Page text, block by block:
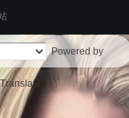
Powered by
Translate